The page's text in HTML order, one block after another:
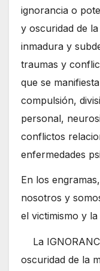
ignorancia o
y oscuridad de
inmadura y
traumas y
que se
compulsión,
personal,
conflictos
enfermedades
En los
nosotros y
el victimismo y
La
oscuridad de la